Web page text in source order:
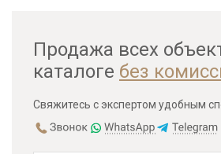
Продажа всех
каталоге без
Свяжитесь с экспертом удобным